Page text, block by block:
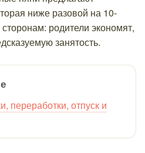
ниже разовой на 10-
родители экономят,
занятость.
переработки, отпуск и